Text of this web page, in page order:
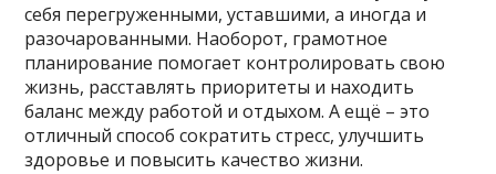
себя перегруженными, уставшими, а иногда и
разочарованными. Наоборот, грамотное
планирование помогает контролировать свою
жизнь, расставлять приоритеты и находить
баланс между работой и отдыхом. А ещё – это
отличный способ сократить стресс, улучшить
здоровье и повысить качество жизни.